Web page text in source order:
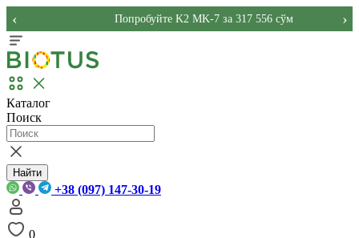
Попробуйте K2 MK-7 за 317 556 сўм
‹ ›
Каталог
Поиск
Найти
+38 (097) 147-30-19
0